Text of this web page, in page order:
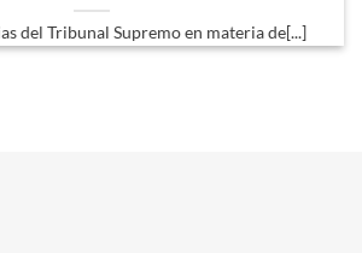
del Tribunal Supremo en materia de[...]